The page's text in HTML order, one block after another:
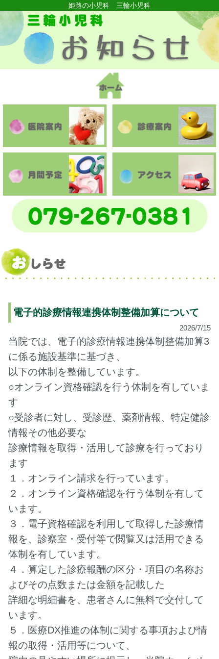
姫路の小児科 三輪小児科
電子的診療情報連携体制整備加算について
2026/7/15
当院では、電子的診療情報連携体制整備加算3
に係る施設基準に基づき、
以下の体制を整備しています。
○オンライン資格確認を行う体制を有していま
す
○受診者に対し、受診歴、薬剤情報、特定健診
情報その他必要な
診療情報を取得・活用して診療を行っており
ます
１．オンライン請求を行っています。
２．オンライン資格確認を行う体制を有して
います。
３．電子資格確認を利用して取得した診療情
報を、診察室・受付等で閲覧又は活用できる
体制を有しています。
４．算定した診療報酬の区分・項目の名称お
よびその点数または金額を記載した
詳細な明細書を、患者さんに無料で交付して
います。
５．医療DX推進の体制に関する事項および情
報の取得・活用等について、